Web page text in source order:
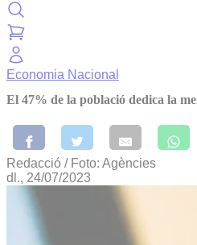
Economia Nacional
El 47% de la població dedica la
Redacció / Foto: Agències
dl., 24/07/2023